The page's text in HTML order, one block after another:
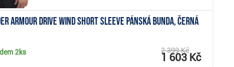
Armour Drive Wind Short Sleeve pánská bunda, černá
2ks 2 399 Kč
1 603 Kč